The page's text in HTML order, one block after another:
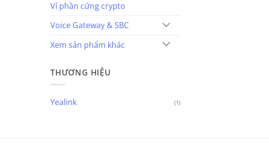
Ví phần cứng crypto
Voice Gateway & SBC
Xem sản phẩm khác
THƯƠNG HIỆU
Yealink (1)